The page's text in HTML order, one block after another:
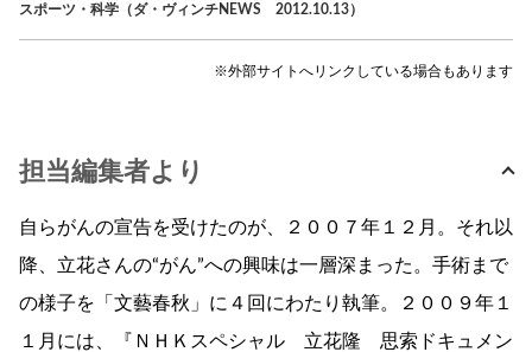
スポーツ・科学（ダ・ヴィンチNEWS 2012.10.13）
※外部サイトへリンクしている場合もあります
担当編集者より
自らがんの宣告を受けたのが、２００７年１２月。それ以
降、立花さんの“がん”への興味は一層深まった。手術まで
の様子を「文藝春秋」に４回にわたり執筆。２００９年１
１月には、『ＮＨＫスペシャル 立花隆 思索ドキュメン